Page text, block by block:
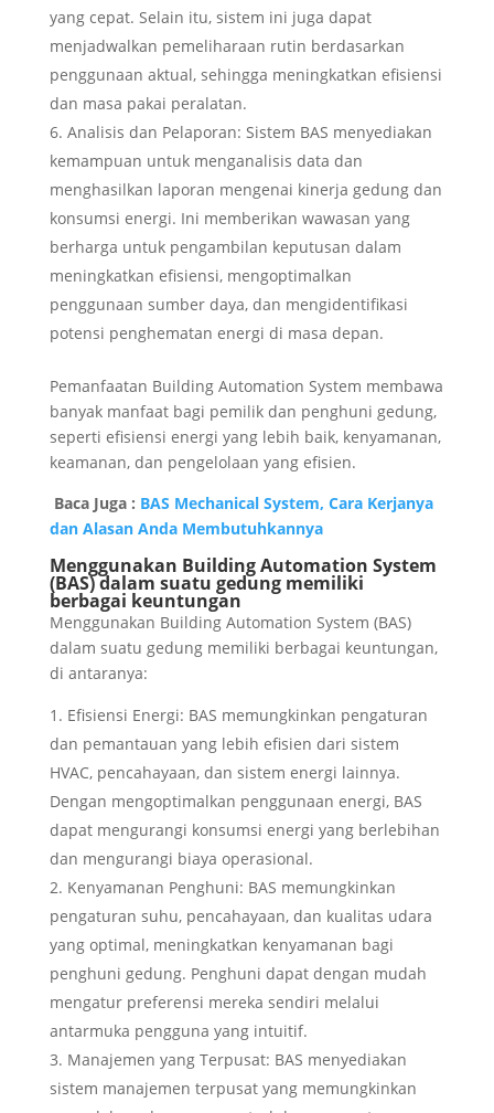
yang cepat. Selain itu, sistem ini juga dapat
menjadwalkan pemeliharaan rutin berdasarkan
penggunaan aktual, sehingga meningkatkan efisiensi
dan masa pakai peralatan.
Analisis dan Pelaporan: Sistem BAS menyediakan
kemampuan untuk menganalisis data dan
menghasilkan laporan mengenai kinerja gedung dan
konsumsi energi. Ini memberikan wawasan yang
berharga untuk pengambilan keputusan dalam
meningkatkan efisiensi, mengoptimalkan
penggunaan sumber daya, dan mengidentifikasi
potensi penghematan energi di masa depan.
Pemanfaatan Building Automation System membawa
banyak manfaat bagi pemilik dan penghuni gedung,
seperti efisiensi energi yang lebih baik, kenyamanan,
keamanan, dan pengelolaan yang efisien.
Baca Juga : BAS Mechanical System, Cara Kerjanya
dan Alasan Anda Membutuhkannya
Menggunakan Building Automation System
(BAS) dalam suatu gedung memiliki
berbagai keuntungan
Menggunakan Building Automation System (BAS)
dalam suatu gedung memiliki berbagai keuntungan,
di antaranya:
Efisiensi Energi: BAS memungkinkan pengaturan
dan pemantauan yang lebih efisien dari sistem
HVAC, pencahayaan, dan sistem energi lainnya.
Dengan mengoptimalkan penggunaan energi, BAS
dapat mengurangi konsumsi energi yang berlebihan
dan mengurangi biaya operasional.
Kenyamanan Penghuni: BAS memungkinkan
pengaturan suhu, pencahayaan, dan kualitas udara
yang optimal, meningkatkan kenyamanan bagi
penghuni gedung. Penghuni dapat dengan mudah
mengatur preferensi mereka sendiri melalui
antarmuka pengguna yang intuitif.
Manajemen yang Terpusat: BAS menyediakan
sistem manajemen terpusat yang memungkinkan